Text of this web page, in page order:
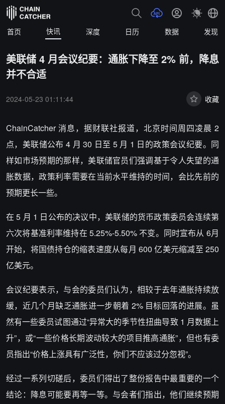
首页 快讯 深度 日历 数据 发现
美联储 4 月会议纪要：通胀下降至 2% 前，降息
并不合适
2024-05-23 01:11:44 收藏
ChainCatcher 消息， 据财联社报道，北京时间周四凌晨 2
点，美联储公布 4 月 30 日至 5 月 1 日的政策会议纪要。同
样如市场预期的那样，美联储官员们强调基于令人失望的通
胀数据，政策利率需要在当前水平维持的时间，会比先前的
预期更长一些。
在 5 月 1 日公布的决议中，美联储的货币政策委员会连续第
六次将基准利率维持在 5.25%-5.50% 不变。同时宣布从 6月
开始，将国债持仓的缩表速度从每月 600 亿美元缩减至 250
亿美元。
会议纪要表示，与会的委员们认为，相较于去年通胀持续放
缓，近几个月缺乏通胀进一步朝着 2% 目标回落的进展。虽
然有一些委员试图通过“异常大的季节性扭曲导致 1 月数据上
升”，或“一些价格长期波动较大的项目推高通胀”，但也有委
员指出“价格上涨具有广泛性，你们不应该过分忽视”。
经过一系列切磋后，委员们得出了整份报告中最重要的一个
结论：降息可能要再等一等。与会者们指出，他们继续预期